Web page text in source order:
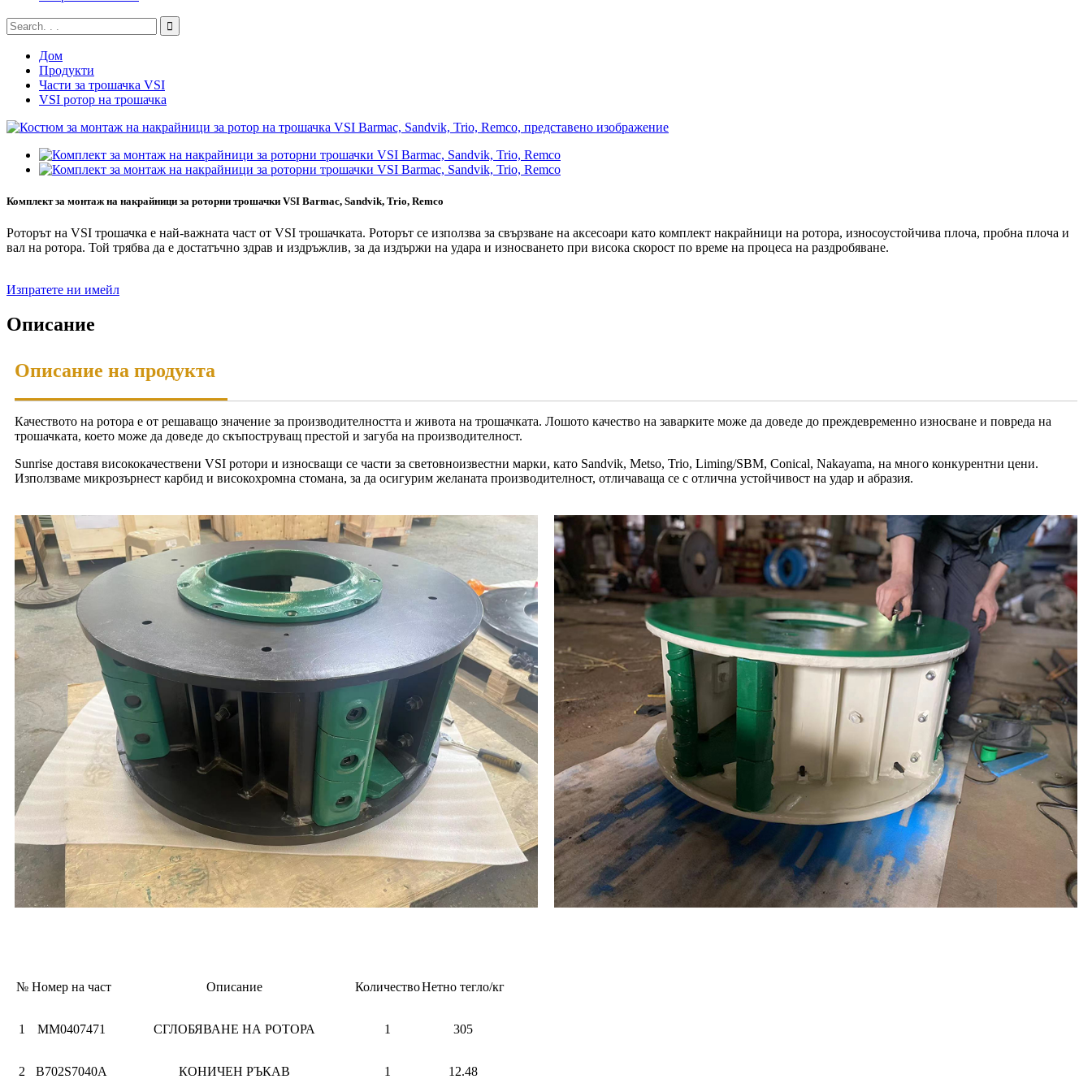
Дом
Продукти
Части за трошачка VSI
VSI ротор на трошачка
Комплект за монтаж на накрайници за роторни трошачки VSI Barmac, Sandvik, Trio, Remco
Роторът на VSI трошачка е най-важната част от VSI трошачката. Роторът се използва за свързване на аксесоари като комплект накрайници на ротора, износоустойчива плоча, пробна плоча и
вал на ротора. Той трябва да е достатъчно здрав и издръжлив, за да издържи на удара и износването при висока скорост по време на процеса на раздробяване.
Изпратете ни имейл
Описание
Описание на продукта
Качеството на ротора е от решаващо значение за производителността и живота на трошачката. Лошото качество на заварките може да доведе до преждевременно износване и повреда на
трошачката, което може да доведе до скъпоструващ престой и загуба на производителност.
Sunrise доставя висококачествени VSI ротори и износващи се части за световноизвестни марки, като Sandvik, Metso, Trio, Liming/SBM, Conical, Nakayama, на много конкурентни цени.
Използваме микрозърнест карбид и високохромна стомана, за да осигурим желаната производителност, отличаваща се с отлична устойчивост на удар и абразия.
№ Номер на част Описание КоличествоНетно тегло/кг
1 ММ0407471 СГЛОБЯВАНЕ НА РОТОРА 1 305
2 B702S7040A КОНИЧЕН РЪКАВ 1 12.48